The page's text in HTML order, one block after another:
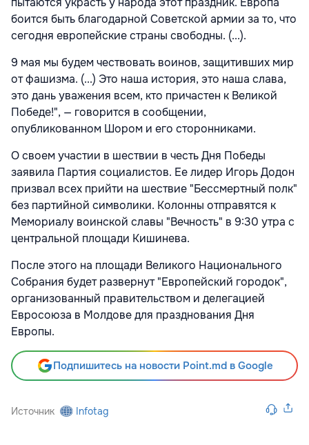
боится быть благодарной Советской армии за то, что
сегодня европейские страны свободны. (...).
9 мая мы будем чествовать воинов, защитивших мир
от фашизма. (...) Это наша история, это наша слава,
это дань уважения всем, кто причастен к Великой
Победе!", — говорится в сообщении,
опубликованном Шором и его сторонниками.
О своем участии в шествии в честь Дня Победы
заявила Партия социалистов. Ее лидер Игорь Додон
призвал всех прийти на шествие "Бессмертный полк"
без партийной символики. Колонны отправятся к
Мемориалу воинской славы "Вечность" в 9:30 утра с
центральной площади Кишинева.
После этого на площади Великого Национального
Собрания будет развернут "Европейский городок",
организованный правительством и делегацией
Евросоюза в Молдове для празднования Дня
Европы.
Подпишитесь на новости Point.md в Google
Источник Infotag